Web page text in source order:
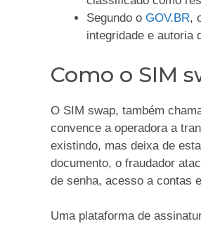
Segundo o GOV.BR,
integridade e autoria
Como o SIM
O SIM swap, também
convence a operadora a
existindo, mas deixa de
documento, o fraudador
de senha, acesso a contas
Uma plataforma de